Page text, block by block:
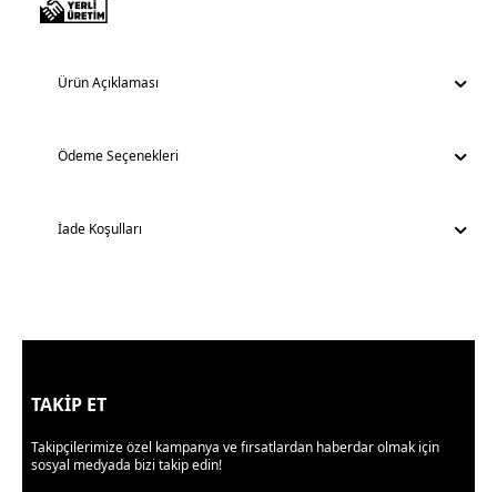
Ürün Açıklaması
Ödeme Seçenekleri
İade Koşulları
TAKİP ET
Takipçilerimize özel kampanya ve fırsatlardan haberdar olmak için
sosyal medyada bizi takip edin!